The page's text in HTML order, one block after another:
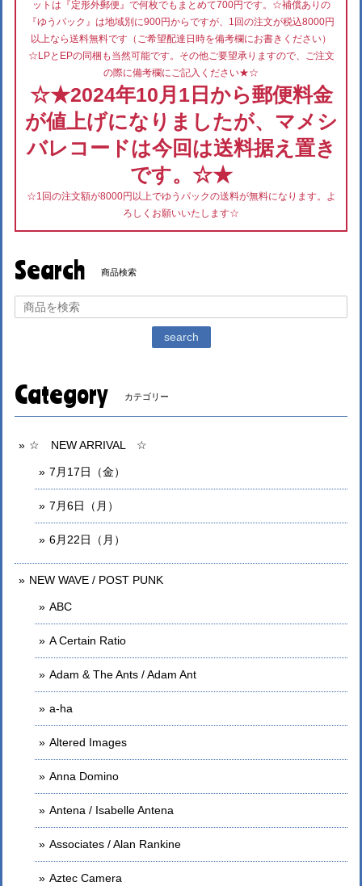
ットは『定形外郵便』で何枚でもまとめて700円です。☆補償ありの
『ゆうパック』は地域別に900円からですが、1回の注文が税込8000円
以上なら送料無料です（ご希望配達日時を備考欄にお書きください）
☆LPとEPの同梱も当然可能です。その他ご要望承りますので、ご注文
の際に備考欄にご記入ください★☆
☆★2024年10月1日から郵便料金
が値上げになりましたが、マメシ
バレコードは今回は送料据え置き
です。☆★
☆1回の注文額が8000円以上でゆうパックの送料が無料になります。よ
ろしくお願いいたします☆
Search 商品検索
search
Category カテゴリー
☆ NEW ARRIVAL ☆
7月17日（金）
7月6日（月）
6月22日（月）
NEW WAVE / POST PUNK
ABC
A Certain Ratio
Adam & The Ants / Adam Ant
a-ha
Altered Images
Anna Domino
Antena / Isabelle Antena
Associates / Alan Rankine
Aztec Camera